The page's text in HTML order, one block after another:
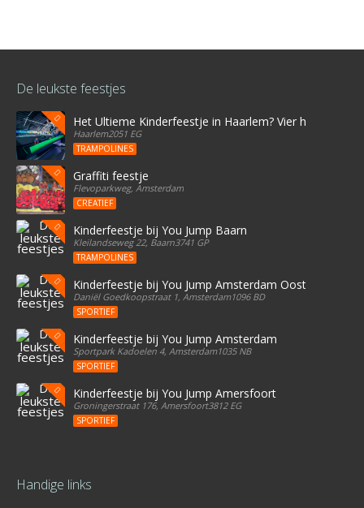
De leukste feestjes
Het Ultieme Kinderfeestje in Haarlem? Vier het bij
Haarlem2051 EG
TRAMPOLINES
Graffiti feestje
Flevoparkweg, Amsterdam
CREATIEF
Kinderfeestje bij You Jump Baarn
Kleilandseweg 22, Baarn3741 GP
TRAMPOLINES
Kinderfeestje bij You Jump Amsterdam Oost
Daniël Goedkoopstraat 1, Amsterdam1096 BD
SPORTIEF
Kinderfeestje bij You Jump Amsterdam
Sportpark Kadoelen 4, Amsterdam1035 NB
SPORTIEF
Kinderfeestje bij You Jump Amersfoort
Groningerstraat 176, Amersfoort3812 EG
SPORTIEF
Handige links